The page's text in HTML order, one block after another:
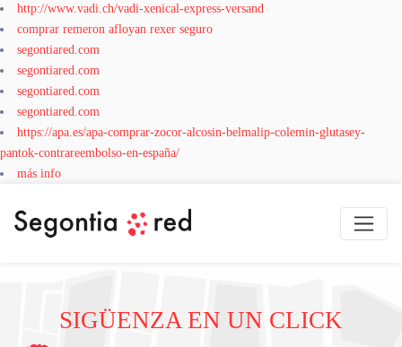
http://www.vadi.ch/vadi-xenical-express-versand
comprar remeron afloyan rexer seguro
segontiared.com
segontiared.com
segontiared.com
segontiared.com
https://apa.es/apa-comprar-zocor-alcosin-belmalip-colemin-glutasey-
pantok-contrareembolso-en-españa/
más info
SIGÜENZA EN UN CLICK